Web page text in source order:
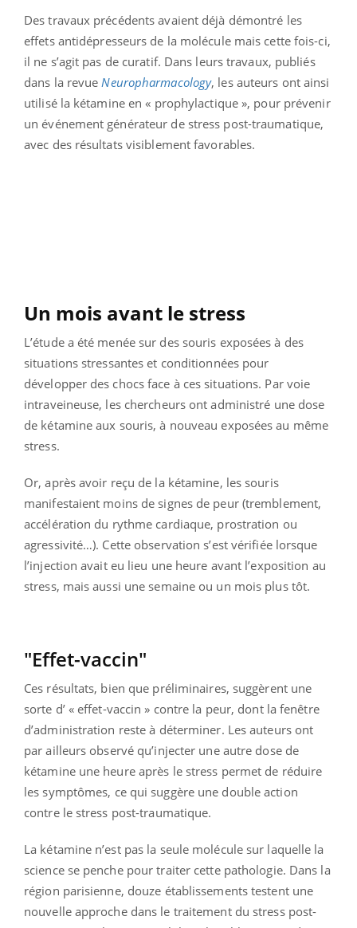
Des travaux précédents avaient déjà démontré les
effets antidépresseurs de la molécule mais cette fois-ci,
il ne s’agit pas de curatif. Dans leurs travaux, publiés
dans la revue Neuropharmacology, les auteurs ont ainsi
utilisé la kétamine en « prophylactique », pour prévenir
un événement générateur de stress post-traumatique,
avec des résultats visiblement favorables.
Un mois avant le stress
L’étude a été menée sur des souris exposées à des
situations stressantes et conditionnées pour
développer des chocs face à ces situations. Par voie
intraveineuse, les chercheurs ont administré une dose
de kétamine aux souris, à nouveau exposées au même
stress.
Or, après avoir reçu de la kétamine, les souris
manifestaient moins de signes de peur (tremblement,
accélération du rythme cardiaque, prostration ou
agressivité…). Cette observation s’est vérifiée lorsque
l’injection avait eu lieu une heure avant l’exposition au
stress, mais aussi une semaine ou un mois plus tôt.
"Effet-vaccin"
Ces résultats, bien que préliminaires, suggèrent une
sorte d’ « effet-vaccin » contre la peur, dont la fenêtre
d’administration reste à déterminer. Les auteurs ont
par ailleurs observé qu’injecter une autre dose de
kétamine une heure après le stress permet de réduire
les symptômes, ce qui suggère une double action
contre le stress post-traumatique.
La kétamine n’est pas la seule molécule sur laquelle la
science se penche pour traiter cette pathologie. Dans la
région parisienne, douze établissements testent une
nouvelle approche dans le traitement du stress post-